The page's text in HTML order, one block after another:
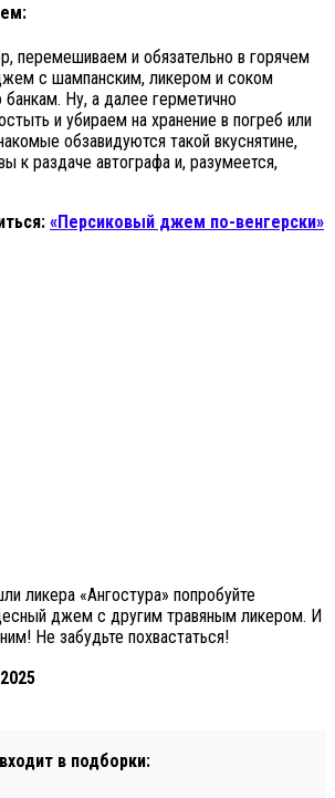
перемешиваем и обязательно в горячем
с шампанским, ликером и соком
Ну, а далее герметично
и убираем на хранение в погреб или
обзавидуются такой вкуснятине,
к раздаче автографа и, разумеется,
«Персиковый джем по-венгерски»
ликера «Ангостура» попробуйте
джем с другим травяным ликером. И
Не забудьте похвастаться!
в подборки: